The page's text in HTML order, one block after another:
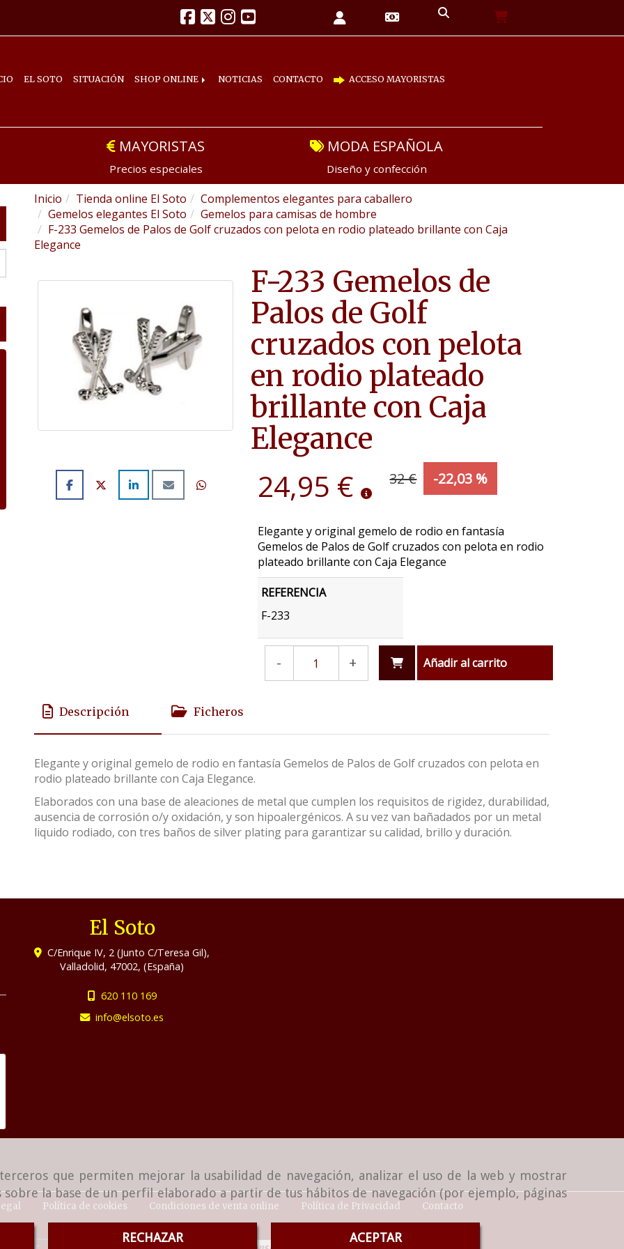
que permiten mejorar la usabilidad de navegación, analizar el uso de la web y mostrar
la base de un perfil elaborado a partir de tus hábitos de navegación (por ejemplo, páginas
RECHAZAR ACEPTAR
EL SOTO SITUACIÓN SHOP ONLINE NOTICIAS CONTACTO ACCESO MAYORISTAS
MAYORISTAS
Precios especiales
MODA ESPAÑOLA
Diseño y confección
Inicio Tienda online El Soto
Complementos elegantes para caballero
Gemelos elegantes El Soto
Gemelos para camisas de hombre
F-233 Gemelos de Palos de Golf cruzados con pelota en rodio plateado brillante con Caja
Elegance
F-233 Gemelos de
Palos de Golf
cruzados con pelota
en rodio plateado
brillante con Caja
Elegance
24,95 € 32 € -22,03 %
Elegante y original gemelo de rodio en fantasía
Gemelos de Palos de Golf cruzados con pelota en rodio
plateado brillante con Caja Elegance
REFERENCIA
F-233
- + Añadir al carrito
Descripción Ficheros
Elegante y original gemelo de rodio en fantasía Gemelos de Palos de Golf cruzados con pelota en
rodio plateado brillante con Caja Elegance.
Elaborados con una base de aleaciones de metal que cumplen los requisitos de rigidez, durabilidad,
ausencia de corrosión o/y oxidación, y son hipoalergénicos. A su vez van bañadados por un metal
liquido rodiado, con tres baños de silver plating para garantizar su calidad, brillo y duración.
El Soto
C/Enrique IV, 2 (Junto C/Teresa Gil),
Valladolid, 47002,(España)
620 110 169
info
elsoto.es
Política de cookies Condiciones de venta online Política de Privacidad Contacto